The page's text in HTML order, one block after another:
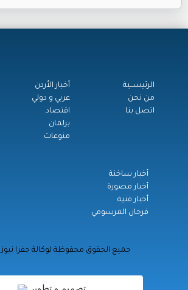
الرئيســية
من نحن
اتصل بنا
أخبار الأردن
عربي و دولي
اقتصاد
برلمان
منوعات
أخبار ساخنة
أخبار مصورة
أخبار فنية
فرحان المرسومي
© جميع الحقوق محفوظة لوكالة جفرا نيوز 2024